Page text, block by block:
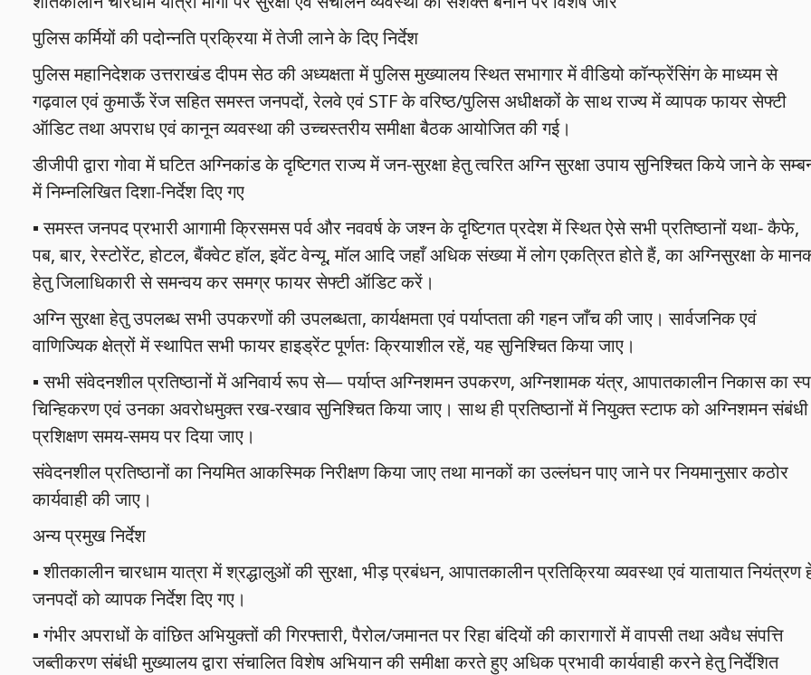
पुलिस कर्मियों की पदोन्नति प्रक्रिया में तेजी लाने के दिए निर्देश
पुलिस महानिदेशक उत्तराखंड दीपम सेठ की अध्यक्षता में पुलिस मुख्यालय स्थित सभागार में वीडियो कॉन्फ्रेंसिंग के माध्यम से
गढ़वाल एवं कुमाऊँ रेंज सहित समस्त जनपदों, रेलवे एवं STF के वरिष्ठ/पुलिस अधीक्षकों के साथ राज्य में व्यापक फायर सेफ्टी
ऑडिट तथा अपराध एवं कानून व्यवस्था की उच्चस्तरीय समीक्षा बैठक आयोजित की गई।
डीजीपी द्वारा गोवा में घटित अग्निकांड के दृष्टिगत राज्य में जन-सुरक्षा हेतु त्वरित अग्नि सुरक्षा उपाय सुनिश्चित किये जाने के
में निम्नलिखित दिशा-निर्देश दिए गए
▪️ समस्त जनपद प्रभारी आगामी क्रिसमस पर्व और नववर्ष के जश्न के दृष्टिगत प्रदेश में स्थित ऐसे सभी प्रतिष्ठानों यथा- कैफे,
पब, बार, रेस्टोरेंट, होटल, बैंक्वेट हॉल, इवेंट वेन्यू, मॉल आदि जहाँ अधिक संख्या में लोग एकत्रित होते हैं, का अग्निसुरक्षा के
हेतु जिलाधिकारी से समन्वय कर समग्र फायर सेफ्टी ऑडिट करें।
अग्नि सुरक्षा हेतु उपलब्ध सभी उपकरणों की उपलब्धता, कार्यक्षमता एवं पर्याप्तता की गहन जाँच की जाए। सार्वजनिक एवं
वाणिज्यिक क्षेत्रों में स्थापित सभी फायर हाइड्रेंट पूर्णतः क्रियाशील रहें, यह सुनिश्चित किया जाए।
▪️ सभी संवेदनशील प्रतिष्ठानों में अनिवार्य रूप से— पर्याप्त अग्निशमन उपकरण, अग्निशामक यंत्र, आपातकालीन निकास का
चिन्हिकरण एवं उनका अवरोधमुक्त रख-रखाव सुनिश्चित किया जाए। साथ ही प्रतिष्ठानों में नियुक्त स्टाफ को अग्निशमन संबंधी
प्रशिक्षण समय-समय पर दिया जाए।
संवेदनशील प्रतिष्ठानों का नियमित आकस्मिक निरीक्षण किया जाए तथा मानकों का उल्लंघन पाए जाने पर नियमानुसार कठोर
कार्यवाही की जाए।
अन्य प्रमुख निर्देश
▪️ शीतकालीन चारधाम यात्रा में श्रद्धालुओं की सुरक्षा, भीड़ प्रबंधन, आपातकालीन प्रतिक्रिया व्यवस्था एवं यातायात नियंत्रण
जनपदों को व्यापक निर्देश दिए गए।
▪️ गंभीर अपराधों के वांछित अभियुक्तों की गिरफ्तारी, पैरोल/जमानत पर रिहा बंदियों की कारागारों में वापसी तथा अवैध संपत्ति
जब्तीकरण संबंधी मुख्यालय द्वारा संचालित विशेष अभियान की समीक्षा करते हुए अधिक प्रभावी कार्यवाही करने हेतु निर्देशित